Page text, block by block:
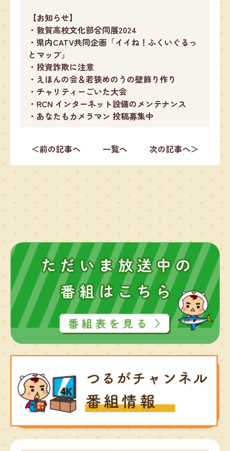
【お知らせ】
・敦賀高校文化部合同展2024
・県内CATV共同企画「イイね！ふくいぐるっ
とマップ」
・投資詐欺に注意
・えほんの会＆若狭めのうの壁飾り作り
・チャリティーごいた大会
・RCN インターネット設備のメンテナンス
・あなたもカメラマン 投稿募集中
＜前の記事へ 一覧へ 次の記事へ＞